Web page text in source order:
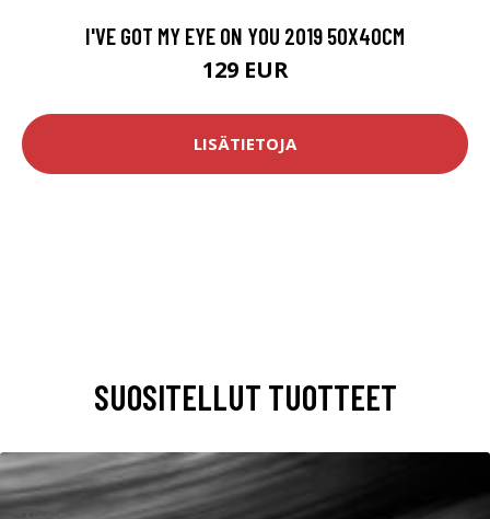
I'VE GOT MY EYE ON YOU 2019 50X40CM
129 EUR
LISÄTIETOJA
SUOSITELLUT TUOTTEET